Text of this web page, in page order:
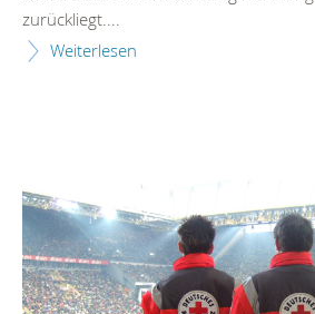
zurückliegt....
Weiterlesen